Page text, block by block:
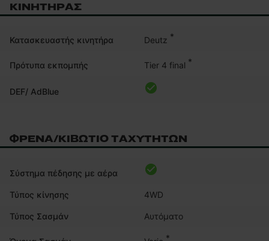
ΚΙΝΗΤΉΡΑΣ
Κατασκευαστής κινητήρα Deutz *
Πρότυπα εκπομπής Tier 4 final *
DEF/ AdBlue
ΦΡΈΝΑ/ΚΙΒΏΤΙΟ ΤΑΧΥΤΉΤΩΝ
Σύστημα πέδησης με αέρα
Τύπος κίνησης 4WD
Τύπος Σασμάν Αυτόματο
*